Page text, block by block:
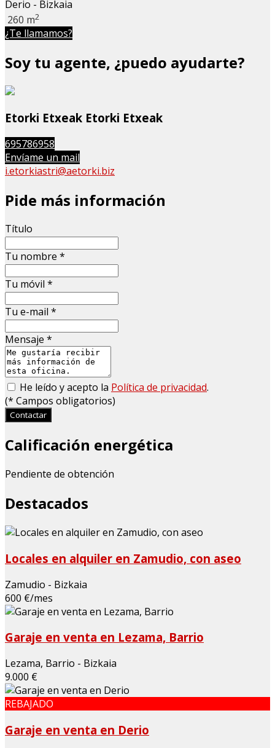
Derio - Bizkaia
260 m2
¿Te llamamos?
Soy tu agente, ¿puedo ayudarte?
Etorki Etxeak Etorki Etxeak
695786958
Envíame un mail
i.etorkiastri@aetorki.biz
Pide más información
Título
Tu nombre *
Tu móvil *
Tu e-mail *
Mensaje *
He leído y acepto la Política de privacidad.
(* Campos obligatorios)
Contactar
Calificación energética
Pendiente de obtención
Destacados
Locales en alquiler en Zamudio, con aseo
Zamudio - Bizkaia
600 €/mes
Garaje en venta en Lezama, Barrio
Lezama, Barrio - Bizkaia
9.000 €
REBAJADO
Garaje en venta en Derio